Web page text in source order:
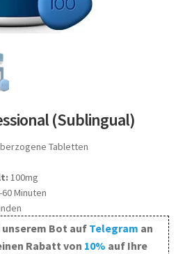
(Sublingual)
Tabletten
: 100mg
60 Minuten
unserem Bot auf Telegram an
Rabatt von 10% auf Ihre